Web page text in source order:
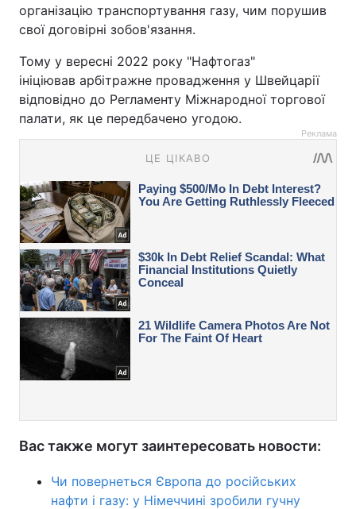
організацію транспортування газу, чим порушив
свої договірні зобов'язання.
Тому у вересні 2022 року "Нафтогаз"
ініціював арбітражне провадження у Швейцарії
відповідно до Регламенту Міжнародної торгової
палати, як це передбачено угодою.
Реклама
Вас также могут заинтересовать новости:
Чи повернеться Європа до російських
нафти і газу: у Німеччині зробили гучну